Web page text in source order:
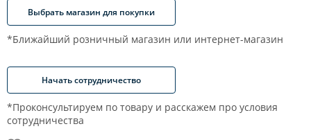
Выбрать магазин для покупки
*Ближайший розничный магазин или интернет-магазин
Начать сотрудничество
*Проконсультируем по товару и расскажем про условия
сотрудничества